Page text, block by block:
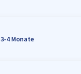
3-4 Monate